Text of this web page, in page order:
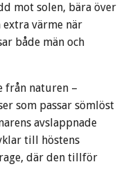
mot solen, bära över
extra värme när
både män och
från naturen –
som passar sömlöst
avslappnade
till höstens
där den tillför